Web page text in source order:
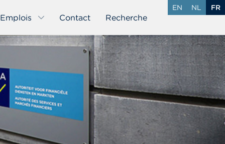
Emplois Contact Recherche
EN NL FR